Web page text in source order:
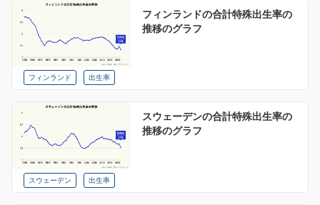
フィンランドの合計特殊出生率の
推移のグラフ
フィンランド 出生率
スウェーデンの合計特殊出生率の
推移のグラフ
スウェーデン 出生率